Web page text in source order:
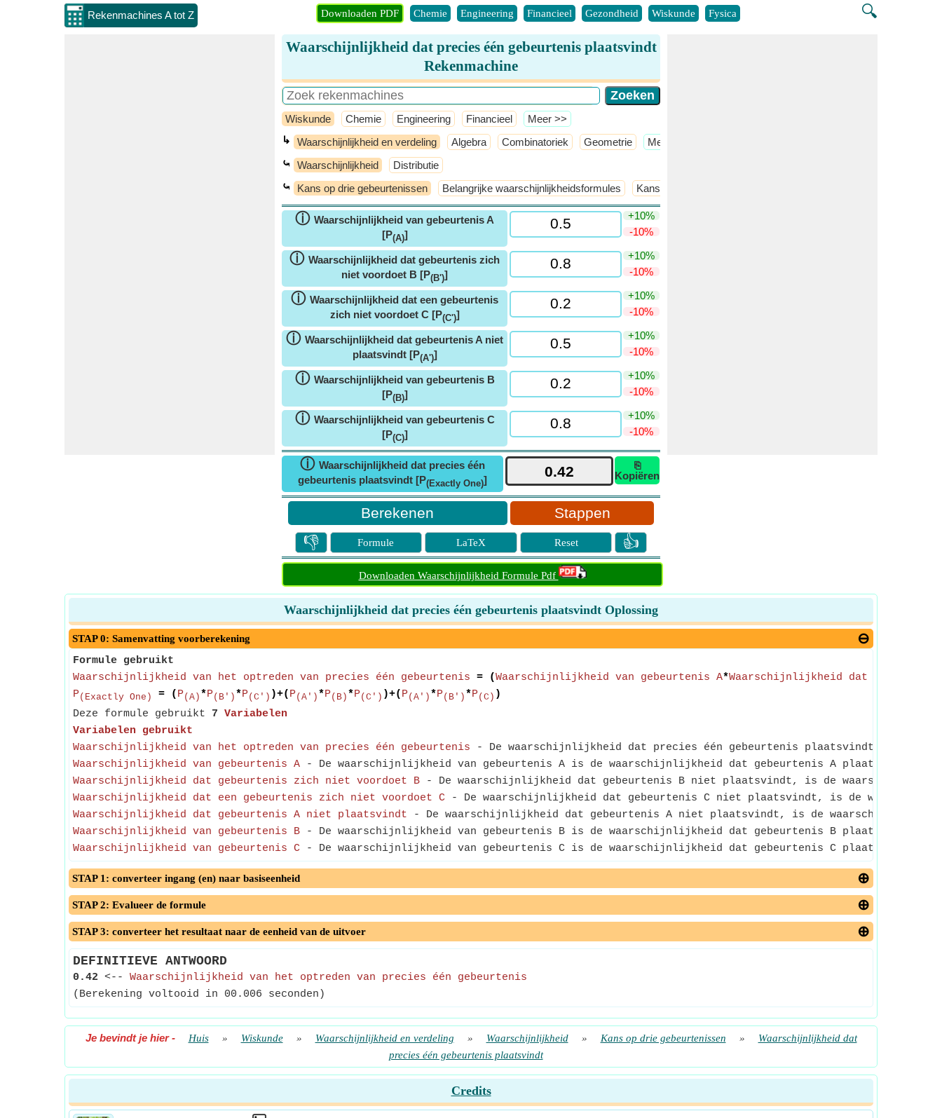
Rekenmachines A tot Z 🔍
Downloaden PDF Chemie Engineering Financieel Gezondheid Wiskunde Fysica
Waarschijnlijkheid dat precies één gebeurtenis plaatsvindt
Rekenmachine
Wiskunde Chemie Engineering Financieel ​Meer >>
↳ Waarschijnlijkheid en verdeling Algebra Combinatoriek Geometrie ​Meer >>
⤿ Waarschijnlijkheid Distributie
⤿ Kans op drie gebeurtenissen Belangrijke waarschijnlijkheidsformules Kans op twee gebeurtenissen
ⓘ Waarschijnlijkheid van gebeurtenis A
[P(A)]
+10%
-10%
ⓘ Waarschijnlijkheid dat gebeurtenis zich
niet voordoet B [P(B')]
+10%
-10%
ⓘ Waarschijnlijkheid dat een gebeurtenis
zich niet voordoet C [P(C')]
+10%
-10%
ⓘ Waarschijnlijkheid dat gebeurtenis A niet
plaatsvindt [P(A')]
+10%
-10%
ⓘ Waarschijnlijkheid van gebeurtenis B
[P(B)]
+10%
-10%
ⓘ Waarschijnlijkheid van gebeurtenis C
[P(C)]
+10%
-10%
ⓘ Waarschijnlijkheid dat precies één
gebeurtenis plaatsvindt [P(Exactly One)]
⎘
Kopiëren
Stappen
👎 Formule LaTeX Reset 👍
Downloaden Waarschijnlijkheid Formule Pdf
Waarschijnlijkheid dat precies één gebeurtenis plaatsvindt Oplossing
STAP 0: Samenvatting voorberekening
Formule gebruikt
Waarschijnlijkheid van het optreden van precies één gebeurtenis = (Waarschijnlijkheid van gebeurtenis A*Waarschijnlijkheid dat
P(Exactly One) = ( P(A) *P(B') *P(C') )+( P(A') *P(B) *P(C') )+( P(A') *P(B') *P(C) )
Deze formule gebruikt 7 Variabelen
Variabelen gebruikt
Waarschijnlijkheid van het optreden van precies één gebeurtenis - De waarschijnlijkheid dat precies één gebeurtenis plaatsvindt, is de
Waarschijnlijkheid van gebeurtenis A - De waarschijnlijkheid van gebeurtenis A is de waarschijnlijkheid dat gebeurtenis A plaatsvindt.
Waarschijnlijkheid dat gebeurtenis zich niet voordoet B - De waarschijnlijkheid dat gebeurtenis B niet plaatsvindt, is de
Waarschijnlijkheid dat een gebeurtenis zich niet voordoet C - De waarschijnlijkheid dat gebeurtenis C niet plaatsvindt, is de
Waarschijnlijkheid dat gebeurtenis A niet plaatsvindt - De waarschijnlijkheid dat gebeurtenis A niet plaatsvindt, is de
Waarschijnlijkheid van gebeurtenis B - De waarschijnlijkheid van gebeurtenis B is de waarschijnlijkheid dat gebeurtenis B plaatsvindt.
Waarschijnlijkheid van gebeurtenis C - De waarschijnlijkheid van gebeurtenis C is de waarschijnlijkheid dat gebeurtenis C plaatsvindt.
STAP 1: converteer ingang (en) naar basiseenheid
STAP 2: Evalueer de formule
STAP 3: converteer het resultaat naar de eenheid van de uitvoer
DEFINITIEVE ANTWOORD
0.42 <-- Waarschijnlijkheid van het optreden van precies één gebeurtenis
(Berekening voltooid in 00.006 seconden)
Je bevindt je hier- Huis » Wiskunde » Waarschijnlijkheid en verdeling » Waarschijnlijkheid » Kans op drie gebeurtenissen »
Waarschijnlijkheid dat
precies één gebeurtenis plaatsvindt
Credits